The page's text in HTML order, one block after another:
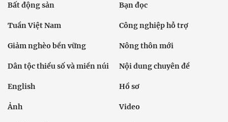
Bất động sản Bạn đọc
Tuần Việt Nam Công nghiệp hỗ trợ
Giảm nghèo bền vững Nông thôn mới
Dân tộc thiểu số và miền núi Nội dung chuyên đề
English Hồ sơ
Ảnh Video